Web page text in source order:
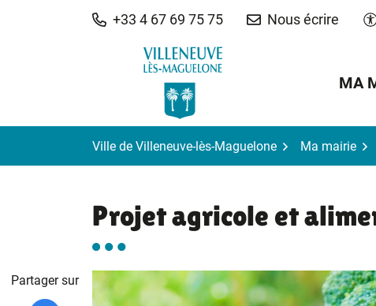
+33 4 67 69 75 75 Nous écrire
MA
Ville de Villeneuve-lès-Maguelone Ma mairie
Projet agricole et
Partager sur